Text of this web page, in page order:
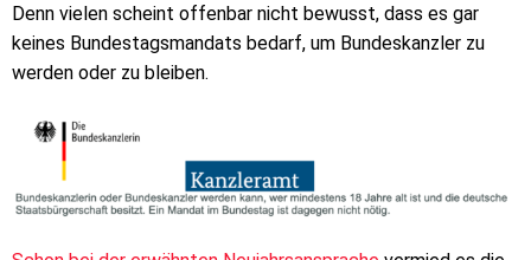
Denn vielen scheint offenbar nicht bewusst, dass es gar
keines Bundestagsmandats bedarf, um Bundeskanzler zu
werden oder zu bleiben.